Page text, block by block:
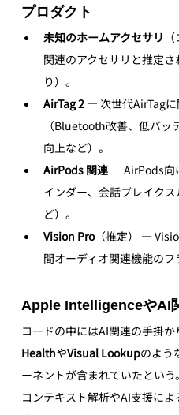
プロダクト
未知のホームアクセサリ
関連のアクセサリと推定
り）。
AirTag 2 — 次世代AirTag
（Bluetooth改善、低バッ
向上など）。
AirPods 関連 — AirPods向
インダー、会話ブレイク
ど）。
Vision Pro（推定） —
間オーディオ関連機能のフ
Apple IntelligenceやAI
コードの中にはAI関連の手掛
HealthやVisual Lookupのよう
ーネントが含まれていたとい
コンテキスト解析やAI支援に